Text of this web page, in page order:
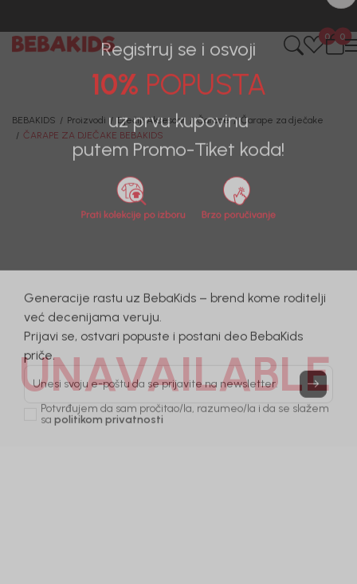
0 0
BEBAKIDS Proizvodi Dječiji Aksesoar Čarape
Čarape za dječake
ČARAPE ZA DJEČAKE BEBAKIDS
UNAVAILABLE
Registruj se i osvoji
10% POPUSTA
uz prvu kupovinu
putem Promo-Tiket koda!
Generacije rastu uz BebaKids – brend kome roditelji
već decenijama veruju.
Prijavi se, ostvari popuste i postani deo BebaKids
priče.
Unesi svoju e-poštu da se prijavite na newsletter.